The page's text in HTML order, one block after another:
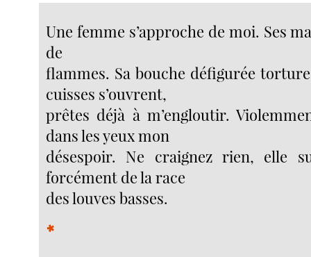
Une femme s’approche de moi. Ses
de
flammes. Sa bouche défigurée
cuisses s’ouvrent,
prêtes déjà à m’engloutir.
dans les yeux mon
désespoir. Ne craignez rien, elle
forcément de la race
des louves basses.
*